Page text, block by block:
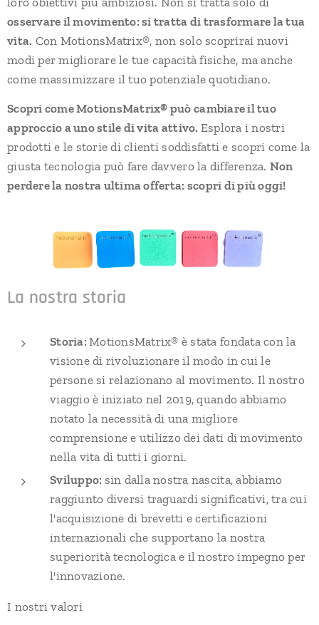
osservare il movimento: si tratta di trasformare la tua
vita. Con MotionsMatrix®, non solo scoprirai nuovi
modi per migliorare le tue capacità fisiche, ma anche
come massimizzare il tuo potenziale quotidiano.
Scopri come MotionsMatrix® può cambiare il tuo
approccio a uno stile di vita attivo. Esplora i nostri
prodotti e le storie di clienti soddisfatti e scopri come la
giusta tecnologia può fare davvero la differenza. Non
perdere la nostra ultima offerta: scopri di più oggi!
La nostra storia
Storia:MotionsMatrix® è stata fondata con la
visione di rivoluzionare il modo in cui le
persone si relazionano al movimento. Il nostro
viaggio è iniziato nel 2019, quando abbiamo
notato la necessità di una migliore
comprensione e utilizzo dei dati di movimento
nella vita di tutti i giorni.
Sviluppo: sin dalla nostra nascita, abbiamo
raggiunto diversi traguardi significativi, tra cui
l'acquisizione di brevetti e certificazioni
internazionali che supportano la nostra
superiorità tecnologica e il nostro impegno per
l'innovazione.
I nostri valori